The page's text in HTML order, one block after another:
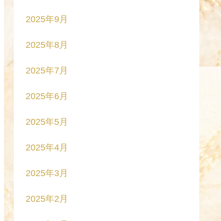
2025年9月
2025年8月
2025年7月
2025年6月
2025年5月
2025年4月
2025年3月
2025年2月